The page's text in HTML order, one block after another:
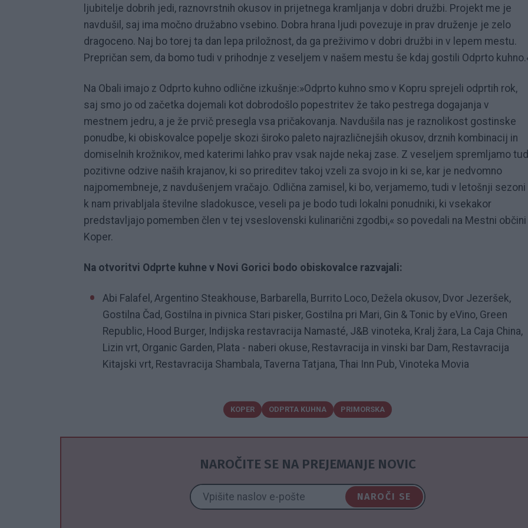
ljubitelje dobrih jedi, raznovrstnih okusov in prijetnega kramljanja v dobri družbi. Projekt me je
navdušil, saj ima močno družabno vsebino. Dobra hrana ljudi povezuje in prav druženje je zelo
dragoceno. Naj bo torej ta dan lepa priložnost, da ga preživimo v dobri družbi in v lepem mestu.
Prepričan sem, da bomo tudi v prihodnje z veseljem v našem mestu še kdaj gostili Odprto
Na Obali imajo z Odprto kuhno odlične izkušnje:»Odprto kuhno smo v Kopru sprejeli odprtih rok,
saj smo jo od začetka dojemali kot dobrodošlo popestritev že tako pestrega dogajanja v
mestnem jedru, a je že prvič presegla vsa pričakovanja. Navdušila nas je raznolikost gostinske
ponudbe, ki obiskovalce popelje skozi široko paleto najrazličnejših okusov, drznih kombinacij in
domiselnih krožnikov, med katerimi lahko prav vsak najde nekaj zase. Z veseljem spremljamo
pozitivne odzive naših krajanov, ki so prireditev takoj vzeli za svojo in ki se, kar je nedvomno
najpomembneje, z navdušenjem vračajo. Odlična zamisel, ki bo, verjamemo, tudi v letošnji sezoni
k nam privabljala številne sladokusce, veseli pa je bodo tudi lokalni ponudniki, ki vsekakor
predstavljajo pomemben člen v tej vseslovenski kulinarični zgodbi,« so povedali na Mestni občini
Koper.
Na otvoritvi Odprte kuhne v Novi Gorici bodo obiskovalce razvajali:
Abi Falafel, Argentino Steakhouse, Barbarella, Burrito Loco, Dežela okusov, Dvor Jezeršek,
Gostilna Čad, Gostilna in pivnica Stari pisker, Gostilna pri Mari, Gin & Tonic by eVino, Green
Republic, Hood Burger, Indijska restavracija Namasté, J&B vinoteka, Kralj žara, La Caja China,
Lizin vrt, Organic Garden, Plata - naberi okuse, Restavracija in vinski bar Dam, Restavracija
Kitajski vrt, Restavracija Shambala, Taverna Tatjana, Thai Inn Pub, Vinoteka Movia
KOPER ODPRTA KUHNA PRIMORSKA
NAROČITE SE NA PREJEMANJE NOVIC
NAROČI SE